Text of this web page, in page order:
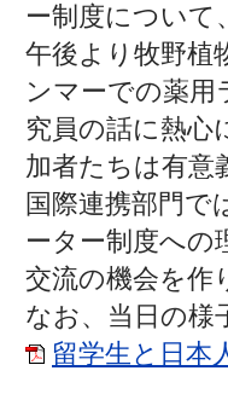
ー制度について
午後より牧野植
ンマーでの薬用
究員の話に熱心
加者たちは有意
国際連携部門で
ーター制度への
交流の機会を作
なお、当日の様
留学生と日本